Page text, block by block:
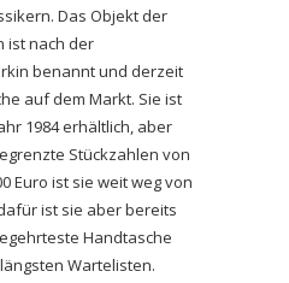
Das Objekt der
ist nach der
benannt und derzeit
auf dem Markt. Sie ist
1984 erhältlich, aber
Stückzahlen von
Euro ist sie weit weg von
ist sie aber bereits
Handtasche
Wartelisten.